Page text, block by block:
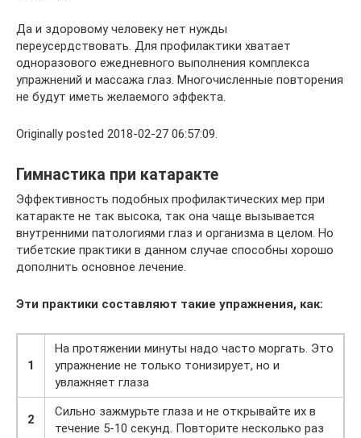
Да и здоровому человеку нет нужды
переусердствовать. Для профилактики хватает
одноразового ежедневного выполнения комплекса
упражнений и массажа глаз. Многочисленные повторения
не будут иметь желаемого эффекта.
Originally posted 2018-02-27 06:57:09.
Гимнастика при катаракте
Эффективность подобных профилактических мер при
катаракте не так высока, так она чаще вызывается
внутренними патологиями глаз и организма в целом. Но
тибетские практики в данном случае способны хорошо
дополнить основное лечение.
Эти практики составляют такие упражнения, как:
1
На протяжении минуты надо часто моргать. Это
упражнение не только тонизирует, но и
увлажняет глаза
2
Сильно зажмурьте глаза и не открывайте их в
течение 5-10 секунд. Повторите несколько раз